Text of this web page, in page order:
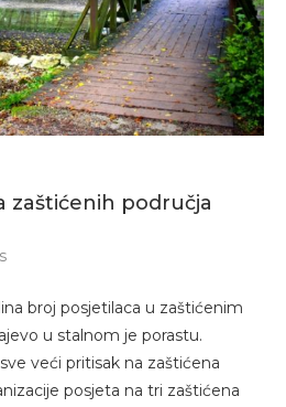
zaštićenih područja
broj posjetilaca u zaštićenim
u stalnom je porastu.
veći pritisak na zaštićena
posjeta na tri zaštićena